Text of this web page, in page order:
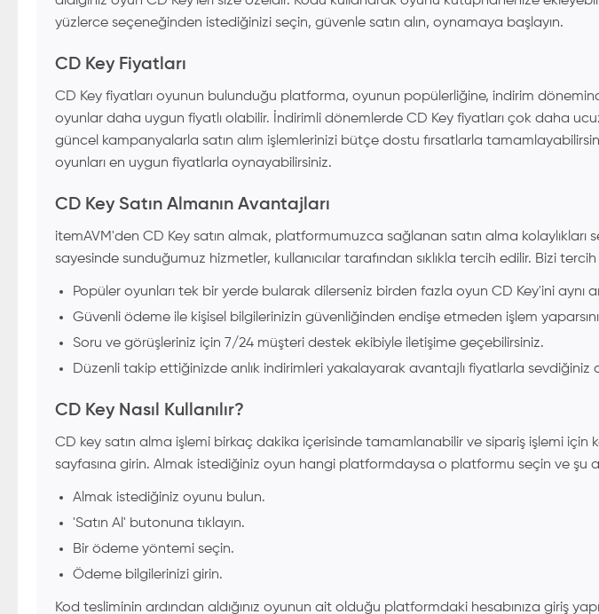
yüzlerce seçeneğinden istediğinizi seçin, güvenle satın alın, oynamaya başlayın.
CD Key Fiyatları
CD Key fiyatları oyunun bulunduğu platforma, oyunun popülerliğine, indirim
oyunlar daha uygun fiyatlı olabilir. İndirimli dönemlerde CD Key fiyatları çok daha
güncel kampanyalarla satın alım işlemlerinizi bütçe dostu fırsatlarla
oyunları en uygun fiyatlarla oynayabilirsiniz.
CD Key Satın Almanın Avantajları
itemAVM'den CD Key satın almak, platformumuzca sağlanan satın alma
sayesinde sunduğumuz hizmetler, kullanıcılar tarafından sıklıkla tercih edilir. Bizi
Popüler oyunları tek bir yerde bularak dilerseniz birden fazla oyun CD Key'ini aynı
Güvenli ödeme ile kişisel bilgilerinizin güvenliğinden endişe etmeden işlem
Soru ve görüşleriniz için 7/24 müşteri destek ekibiyle iletişime geçebilirsiniz.
Düzenli takip ettiğinizde anlık indirimleri yakalayarak avantajlı fiyatlarla sevdiğiniz
CD Key Nasıl Kullanılır?
CD key satın alma işlemi birkaç dakika içerisinde tamamlanabilir ve sipariş işlemi için
sayfasına girin. Almak istediğiniz oyun hangi platformdaysa o platformu seçin ve şu
Almak istediğiniz oyunu bulun.
'Satın Al' butonuna tıklayın.
Bir ödeme yöntemi seçin.
Ödeme bilgilerinizi girin.
Kod tesliminin ardından aldığınız oyunun ait olduğu platformdaki hesabınıza giriş